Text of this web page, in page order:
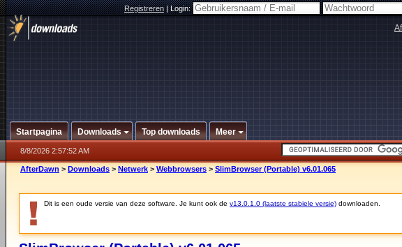
Registreren|Login:
Startpagina Downloads Top downloads Meer
8/8/2026 2:57:52 AM
AfterDawn > Downloads > Netwerk > Webbrowsers > SlimBrowser (Portable) v6.01.065
Dit is een oude versie van deze software. Je kunt ook de v13.0.1.0 (laatste stabiele versie) downloaden.